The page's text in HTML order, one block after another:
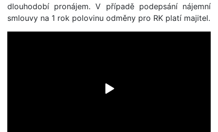
dlouhodobí pronájem. V případě podepsání nájemní
smlouvy na 1 rok polovinu odměny pro RK platí majitel.